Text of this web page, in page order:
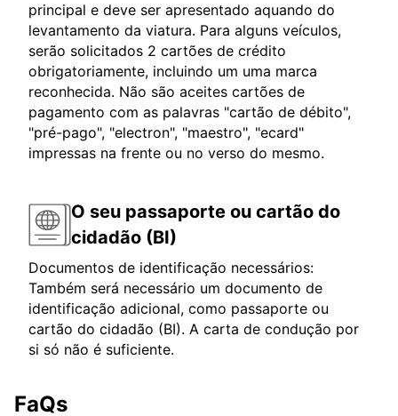
principal e deve ser apresentado aquando do
levantamento da viatura. Para alguns veículos,
serão solicitados 2 cartões de crédito
obrigatoriamente, incluindo um uma marca
reconhecida. Não são aceites cartões de
pagamento com as palavras "cartão de débito",
"pré-pago", "electron", "maestro", "ecard"
impressas na frente ou no verso do mesmo.
O seu passaporte ou cartão do
cidadão (BI)
Documentos de identificação necessários:
Também será necessário um documento de
identificação adicional, como passaporte ou
cartão do cidadão (BI). A carta de condução por
si só não é suficiente.
FaQs